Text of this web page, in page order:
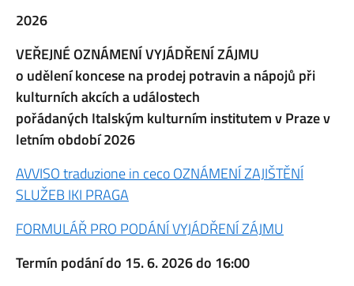
2026
VEŘEJNÉ OZNÁMENÍ VYJÁDŘENÍ ZÁJMU
o udělení koncese na prodej potravin a nápojů při
kulturních akcích a událostech
pořádaných Italským kulturním institutem v Praze v
letním období 2026
AVVISO traduzione in ceco OZNÁMENÍ ZAJIŠTĚNÍ
SLUŽEB IKI PRAGA
FORMULÁŘ PRO PODÁNÍ VYJÁDŘENÍ ZÁJMU
Termín podání do 15. 6. 2026 do 16:00